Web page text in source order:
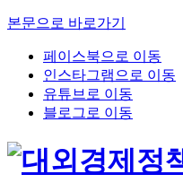
본문으로 바로가기
페이스북으로 이동
인스타그램으로 이동
유튜브로 이동
블로그로 이동